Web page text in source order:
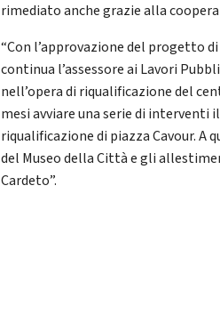
rimediato anche grazie alla
“Con l’approvazione del progetto
continua l’assessore ai Lavori
nell’opera di riqualificazione del
mesi avviare una serie di interventi
riqualificazione di piazza Cavour. A
del Museo della Città e gli
Cardeto”.